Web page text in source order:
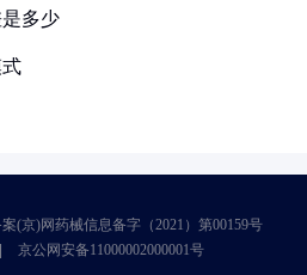
多少
(京)网药械信息备字（2021）第00159号
京公网安备11000002000001号